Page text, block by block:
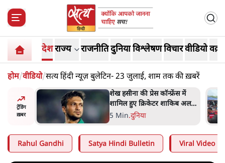
देशराज्य राजनीतिदुनियाविश्लेषणविचारवीडियो
होम/वीडियो/सत्य हिंदी न्यूज़ बुलेटिन- 23 जुलाई, शाम तक की ख़बरें
ट्रेंडिंग
ख़बर
अहमद
में बंद
शेख हसीना की प्रेस कॉन्फ्रेंस में
शामिल हुए क्रिकेटर शाकिब अल
हसन के घर पर पेट्रोल बम से हमला
5 Min.दुनिया
Rahul Gandhi Satya Hindi Bulletin Viral Video